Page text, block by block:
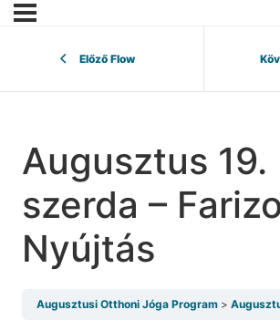
Előző Flow
Augusztus 19. |
szerda –
Nyújtás
Augusztusi Otthoni Jóga Program Augusztus 19. |